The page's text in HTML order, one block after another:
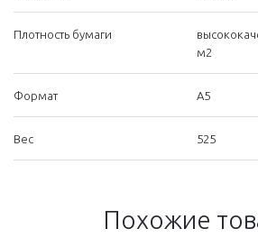
Плотность бумаги
м2
Формат А5
Вес 525
Похожие